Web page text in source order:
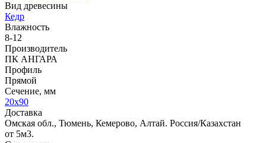
Вид древесины
Кедр
Влажность
8-12
Производитель
ПК АНГАРА
Профиль
Прямой
Сечение, мм
20x90
Доставка
Омская обл., Тюмень, Кемерово, Алтай. Россия/Казахстан
от 5м3.